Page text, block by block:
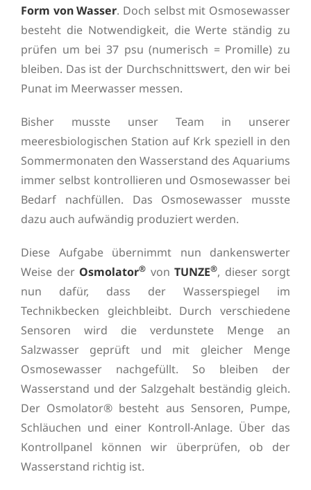
Form von Wasser. Doch selbst mit Osmosewasser
besteht die Notwendigkeit, die Werte ständig zu
prüfen um bei 37 psu (numerisch = Promille) zu
bleiben. Das ist der Durchschnittswert, den wir bei
Punat im Meerwasser messen.
Bisher musste unser Team in unserer
meeresbiologischen Station auf Krk speziell in den
Sommermonaten den Wasserstand des Aquariums
immer selbst kontrollieren und Osmosewasser bei
Bedarf nachfüllen. Das Osmosewasser musste
dazu auch aufwändig produziert werden.
Diese Aufgabe übernimmt nun dankenswerter
Weise der Osmolator® von TUNZE®, dieser sorgt
nun dafür, dass der Wasserspiegel im
Technikbecken gleichbleibt. Durch verschiedene
Sensoren wird die verdunstete Menge an
Salzwasser geprüft und mit gleicher Menge
Osmosewasser nachgefüllt. So bleiben der
Wasserstand und der Salzgehalt beständig gleich.
Der Osmolator® besteht aus Sensoren, Pumpe,
Schläuchen und einer Kontroll-Anlage. Über das
Kontrollpanel können wir überprüfen, ob der
Wasserstand richtig ist.